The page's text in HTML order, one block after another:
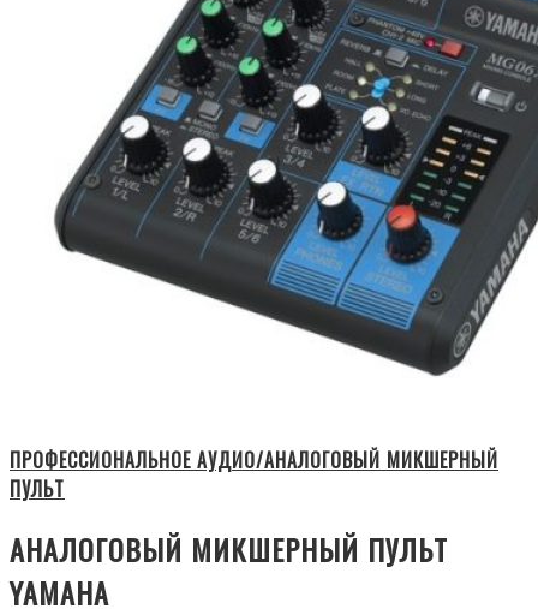
ПРОФЕССИОНАЛЬНОЕ АУДИО/АНАЛОГОВЫЙ МИКШЕРНЫЙ
ПУЛЬТ
АНАЛОГОВЫЙ МИКШЕРНЫЙ ПУЛЬТ
YAMAHA